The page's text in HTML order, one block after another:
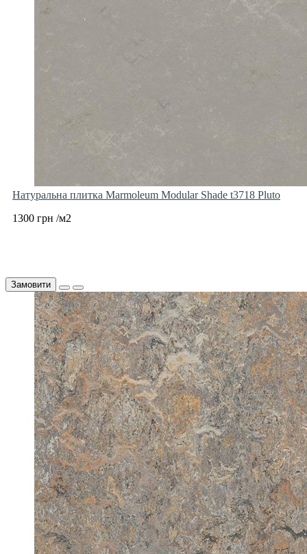
Натуральна плитка Marmoleum Modular Shade t3718 Pluto
1300 грн /м2
Замовити